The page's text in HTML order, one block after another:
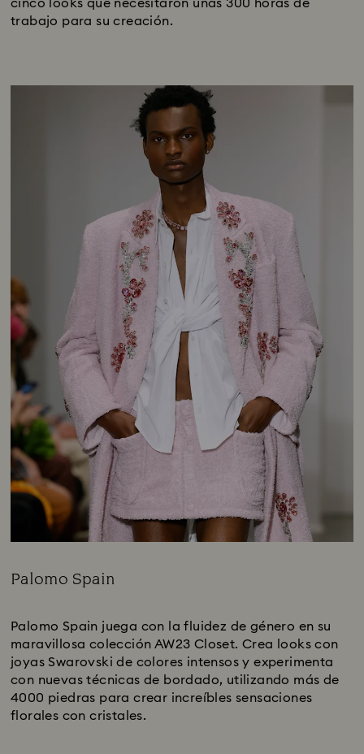
cinco looks que necesitaron unas 300 horas de
trabajo para su creación.
Palomo Spain
Palomo Spain juega con la fluidez de género en su
maravillosa colección AW23 Closet. Crea looks con
joyas Swarovski de colores intensos y experimenta
con nuevas técnicas de bordado, utilizando más de
4000 piedras para crear increíbles sensaciones
florales con cristales.